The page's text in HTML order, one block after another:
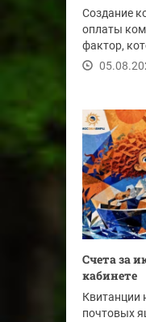
Создание
оплаты
фактор,
Счета за
кабинете
Квитанции
почтовых